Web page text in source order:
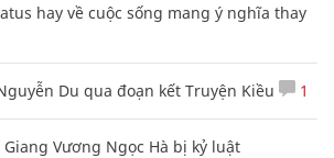
hay về cuộc sống mang ý nghĩa thay
Du qua đoạn kết Truyện Kiều 1
Giang Vương Ngọc Hà bị kỷ luật